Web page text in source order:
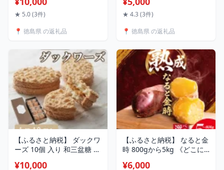
月末まで発送 さなみどり
日本酒 獺祭 とコラボ サン
どん ぶり の味付けに おす
負けない 徳島 佐那河内
★ 5.0 (3件)
📍 徳島県 の返礼品
ンマ 焼き魚 松茸 そうめん
うどん ぶり の味付けに お
に負けない 徳島 神山 5000
★ 4.3 (3件)
📍 徳島県 の返礼品
【ふるさと納税】 ダックワ
ーズ 10個 入り 和三盆糖 ア
¥10,000
【ふるさと納税】 なると金
時 800gから5kg 《どこに
¥6,000